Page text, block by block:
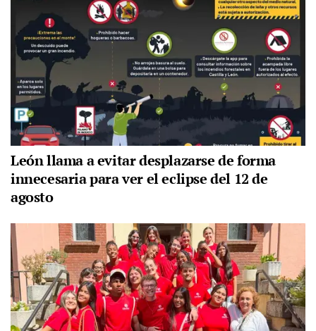
León llama a evitar desplazarse de forma
innecesaria para ver el eclipse del 12 de
agosto